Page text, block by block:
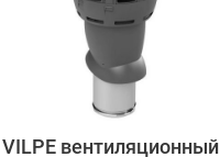
VILPE вентиляционный